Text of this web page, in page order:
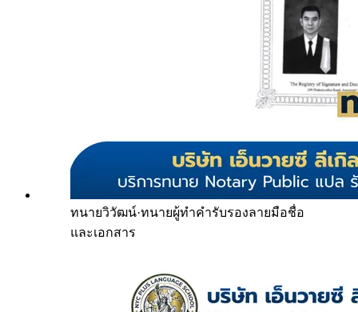
ทนายวิวัฒน์·ทนายผู้ทำคำรับรองลายมือชื่อ
และเอกสาร